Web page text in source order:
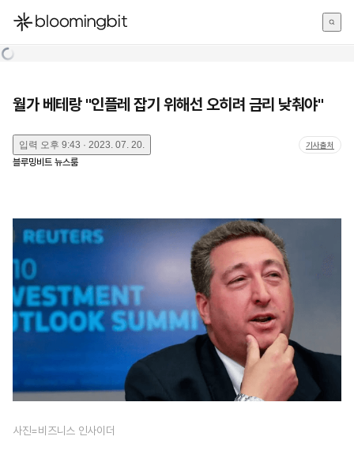
한국어
월가 베테랑 "인플레 잡기 위해선 오히려 금리 낮춰야"
입력 오후 9:43 · 2023. 07. 20. 기사출처
블루밍비트 뉴스룸
사진=비즈니스 인사이더